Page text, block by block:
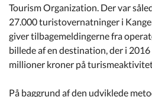
Tourism Organization. Der var
27.000 turistovernatninger i
giver tilbagemeldingerne fra
billede af en destination, der i
millioner kroner på
På baggrund af den udviklede